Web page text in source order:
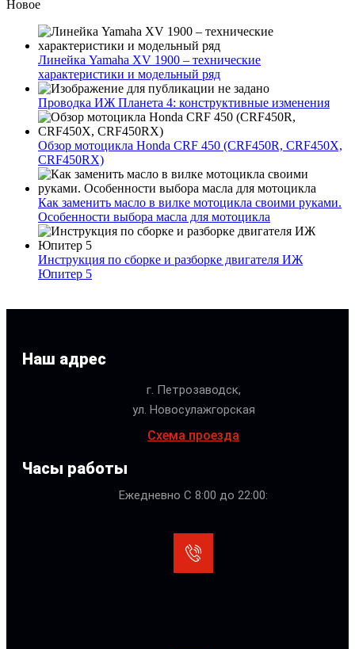
Новое
Линейка Yamaha XV 1900 – технические
характеристики и модельный ряд
Проводка ИЖ Планета 4: конструктивные изменения
Обзор мотоцикла Honda CRF 450 (CRF450R, CRF450X,
CRF450RX)
Как заменить масло в вилке мотоцикла своими руками.
Особенности выбора масла для мотоцикла
Инструкция по сборке и разборке двигателя ИЖ
Юпитер 5
Наш адрес
г. Петрозаводск,
ул. Новосулажгорская
Схема проезда
Часы работы
Ежедневно С 8:00 до 22:00: